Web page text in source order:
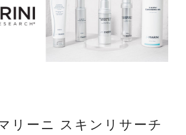
リーニ スキンリサーチ